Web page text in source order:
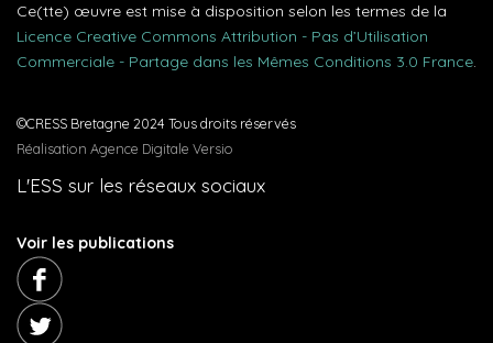
Ce(tte) œuvre est mise à disposition selon les termes de la
Licence Creative Commons Attribution - Pas d’Utilisation
Commerciale - Partage dans les Mêmes Conditions 3.0 France.
©CRESS Bretagne 2024 Tous droits réservés
Réalisation Agence Digitale Versio
L'ESS sur les réseaux sociaux
Voir les publications